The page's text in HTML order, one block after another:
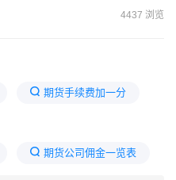
平台有：中信建投期货，中衍期
4437 浏览
期货手续费加一分
期货公司佣金一览表